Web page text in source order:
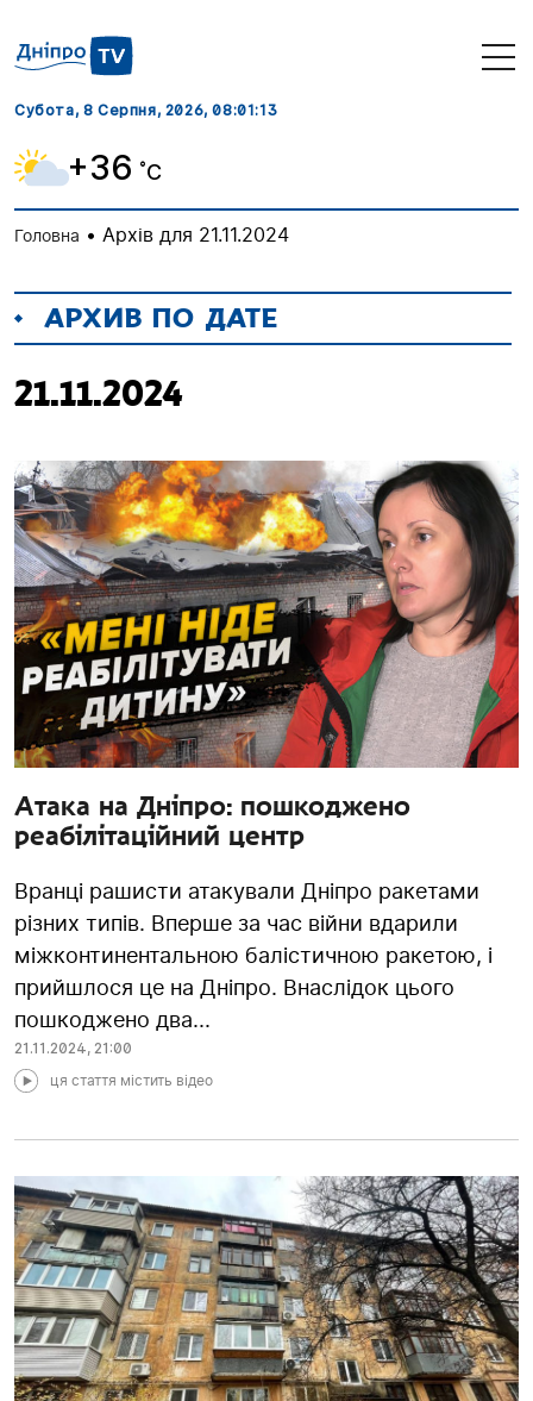
Субота, 8 Серпня, 2026, 08:01:14
+36 ˚C
Головна • Архів для 21.11.2024
АРХИВ ПО ДАТЕ
21.11.2024
Атака на Дніпро: пошкоджено
реабілітаційний центр
Вранці рашисти атакували Дніпро ракетами
різних типів. Вперше за час війни вдарили
міжконтинентальною балістичною ракетою, і
прийшлося це на Дніпро. Внаслідок цього
пошкоджено два...
21.11.2024, 21:00
ця стаття містить відео